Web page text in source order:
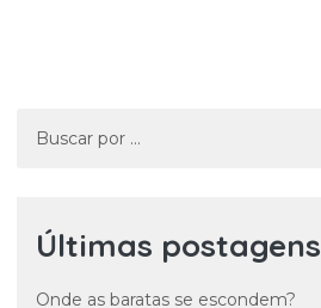
Últimas postagens
Onde as baratas se escondem?